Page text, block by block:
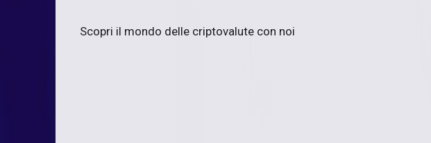
Scopri il mondo delle criptovalute con noi